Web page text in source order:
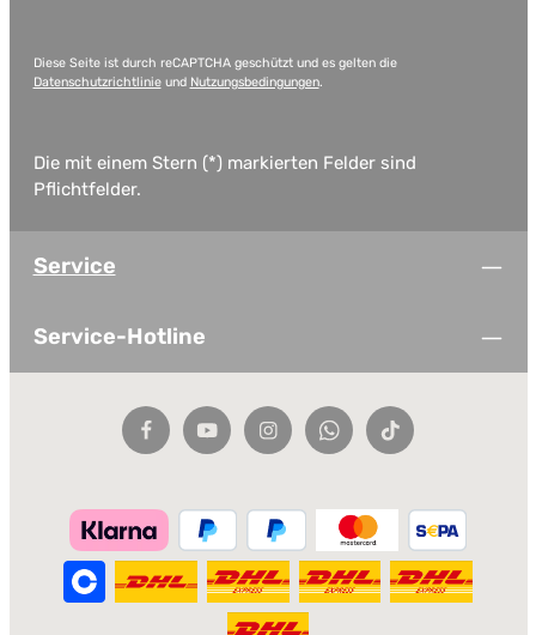
Diese Seite ist durch reCAPTCHA geschützt und es gelten die
Datenschutzrichtlinieund Nutzungsbedingungen.
Die mit einem Stern (*) markierten Felder sind
Pflichtfelder.
Service
Service-Hotline